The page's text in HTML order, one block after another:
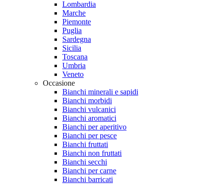
Lombardia
Marche
Piemonte
Puglia
Sardegna
Sicilia
Toscana
Umbria
Veneto
Occasione
Bianchi minerali e sapidi
Bianchi morbidi
Bianchi vulcanici
Bianchi aromatici
Bianchi per aperitivo
Bianchi per pesce
Bianchi fruttati
Bianchi non fruttati
Bianchi secchi
Bianchi per carne
Bianchi barricati